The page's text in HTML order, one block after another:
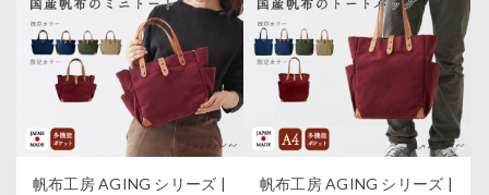
帆布工房 AGING シリーズ |
帆布工房 AGING シリーズ |